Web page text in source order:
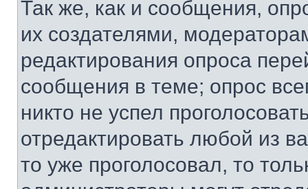
Так же, как и сообщения,
их создателями,
редактирования опроса
сообщения в теме; опрос
никто не успел
отредактировать любой из
то уже проголосовал, то